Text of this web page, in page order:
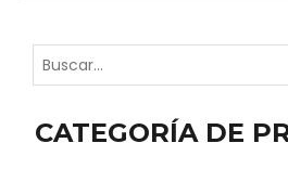
CATEGORÍA DE